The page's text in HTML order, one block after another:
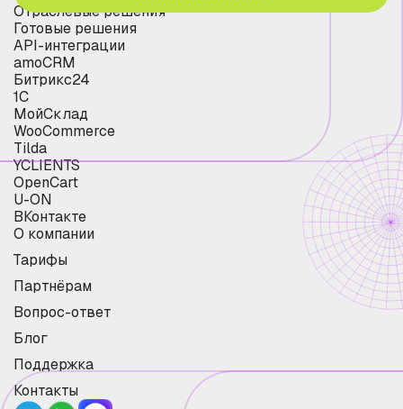
Отраслевые решения
Готовые решения
API-интеграции
amoCRM
Битрикс24
1С
МойСклад
WooCommerce
Tilda
YCLIENTS
OpenCart
U-ON
ВКонтакте
О компании
Тарифы
Партнёрам
Вопрос-ответ
Блог
Поддержка
Контакты